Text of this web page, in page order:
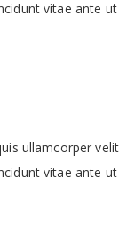
vitae ante
ullamcorper
vitae ante